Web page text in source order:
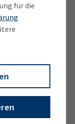
für die
trifft sich
für
Landkreis
Unternehmen